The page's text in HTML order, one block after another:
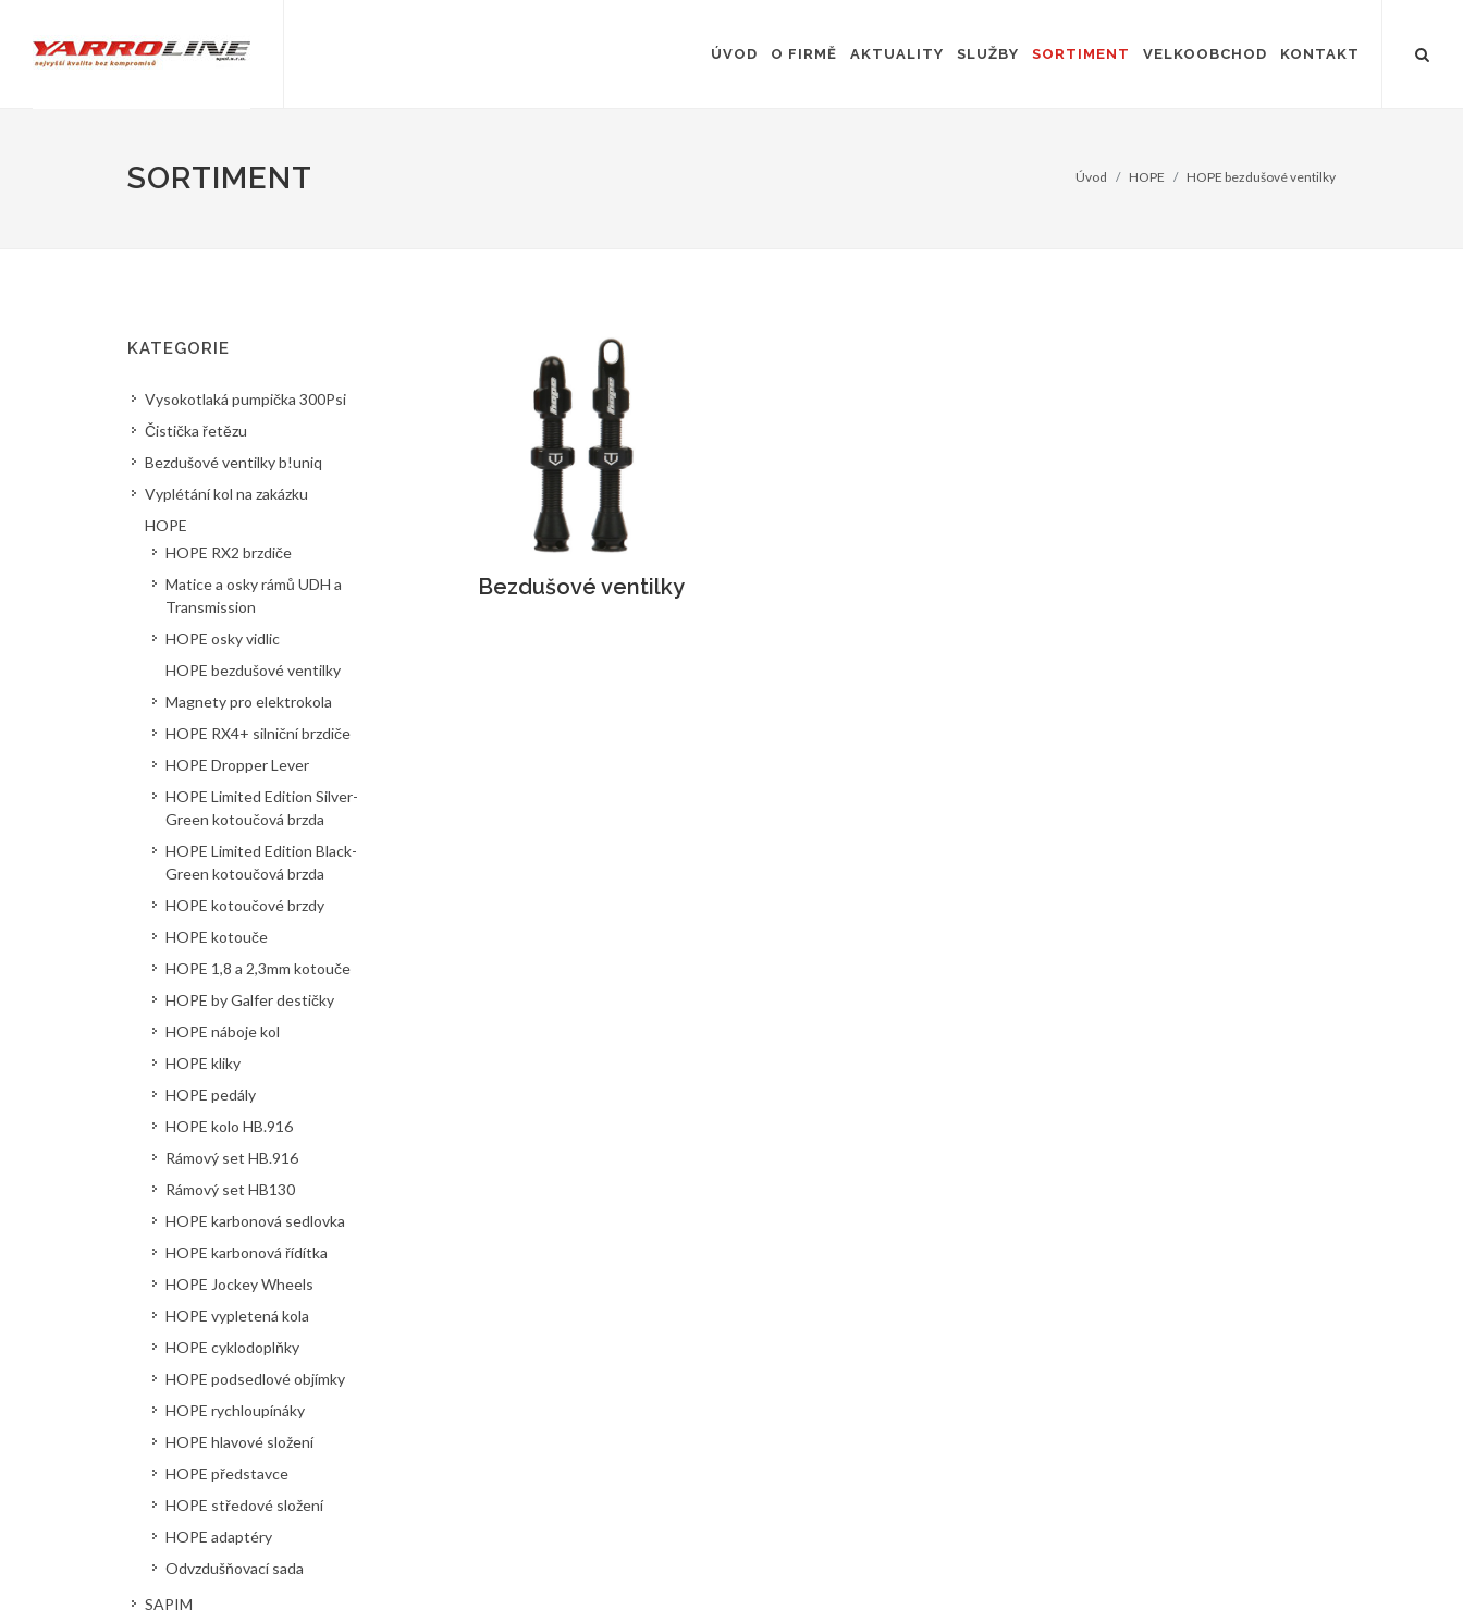
ÚVOD O FIRMĚ AKTUALITY SLUŽBY SORTIMENT VELKOOBCHOD KONTAKT
SORTIMENT Úvod HOPE HOPE bezdušové ventilky
Bezdušové ventilky
KATEGORIE
Vysokotlaká pumpička 300Psi
Čistička řetězu
Bezdušové ventilky b!uniq
Vyplétání kol na zakázku
HOPE
HOPE RX2 brzdiče
Matice a osky rámů UDH a
Transmission
HOPE osky vidlic
HOPE bezdušové ventilky
Magnety pro elektrokola
HOPE RX4+ silniční brzdiče
HOPE Dropper Lever
HOPE Limited Edition Silver-
Green kotoučová brzda
HOPE Limited Edition Black-
Green kotoučová brzda
HOPE kotoučové brzdy
HOPE kotouče
HOPE 1,8 a 2,3mm kotouče
HOPE by Galfer destičky
HOPE náboje kol
HOPE kliky
HOPE pedály
HOPE kolo HB.916
Rámový set HB.916
Rámový set HB130
HOPE karbonová sedlovka
HOPE karbonová řídítka
HOPE Jockey Wheels
HOPE vypletená kola
HOPE cyklodoplňky
HOPE podsedlové objímky
HOPE rychloupínáky
HOPE hlavové složení
HOPE představce
HOPE středové složení
HOPE adaptéry
Odvzdušňovací sada
SAPIM